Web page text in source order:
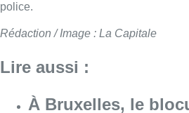
police.
Rédaction / Image : La Capitale
Lire aussi :
À Bruxelles, le